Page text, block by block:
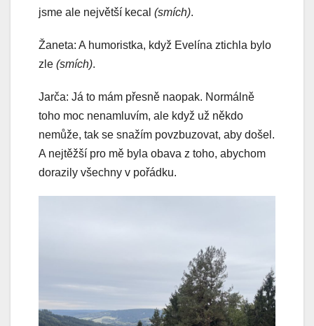
jsme ale největší kecal (smích).
Žaneta: A humoristka, když Evelína ztichla bylo
zle (smích).
Jarča: Já to mám přesně naopak. Normálně
toho moc nenamluvím, ale když už někdo
nemůže, tak se snažím povzbuzovat, aby došel.
A nejtěžší pro mě byla obava z toho, abychom
dorazily všechny v pořádku.